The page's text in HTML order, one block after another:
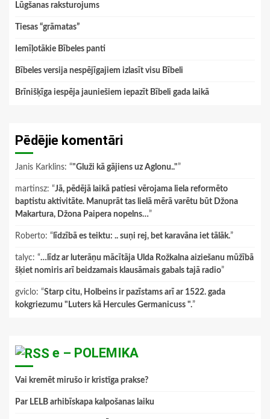
Lūgšanas raksturojums
Tiesas “grāmatas”
Iemīļotākie Bībeles panti
Bībeles versija nespējīgajiem izlasīt visu Bībeli
Brīnišķīga iespēja jauniešiem iepazīt Bībeli gada laikā
Pēdējie komentāri
Janis Karklins: “"Gluži kā gājiens uz Aglonu.."”
martinsz: “Jā, pēdējā laikā patiesi vērojama liela reformēto
baptistu aktivitāte. Manuprāt tas lielā mērā varētu būt Džona
Makartura, Džona Paipera nopelns…”
Roberto: “ līdzībā es teiktu: .. suņi rej, bet karavāna iet tālāk.”
talyc: “…līdz ar luterāņu mācītāja Ulda Rožkalna aiziešanu mūžībā
šķiet nomiris arī beidzamais klausāmais gabals tajā radio”
gviclo: “Starp citu, Holbeins ir pazīstams arī ar 1522. gada
kokgriezumu "Luters kā Hercules Germanicuss ".”
e – POLEMIKA
Vai kremēt mirušo ir kristīga prakse?
Par LELB arhibīskapa kalpošanas laiku